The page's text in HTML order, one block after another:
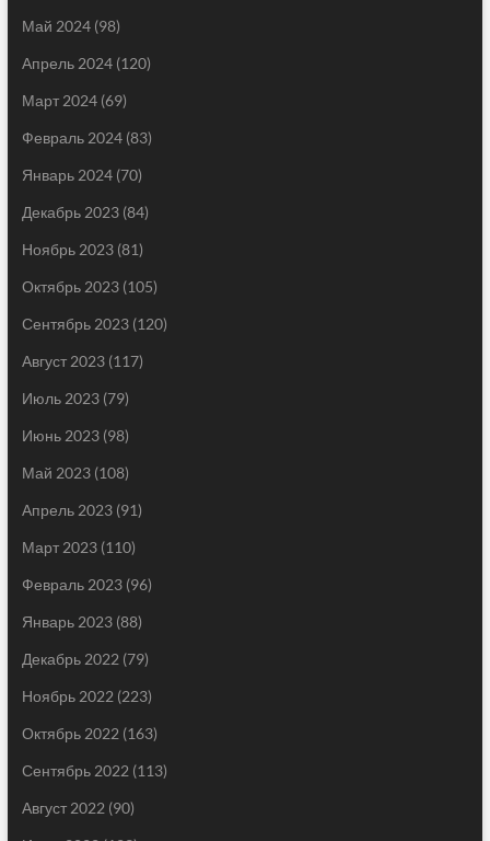
Май 2024(98)
Апрель 2024(120)
Март 2024(69)
Февраль 2024(83)
Январь 2024(70)
Декабрь 2023(84)
Ноябрь 2023(81)
Октябрь 2023(105)
Сентябрь 2023(120)
Август 2023(117)
Июль 2023(79)
Июнь 2023(98)
Май 2023(108)
Апрель 2023(91)
Март 2023(110)
Февраль 2023(96)
Январь 2023(88)
Декабрь 2022 (79)
Ноябрь 2022 (223)
Октябрь 2022 (163)
Сентябрь 2022 (113)
Август 2022 (90)